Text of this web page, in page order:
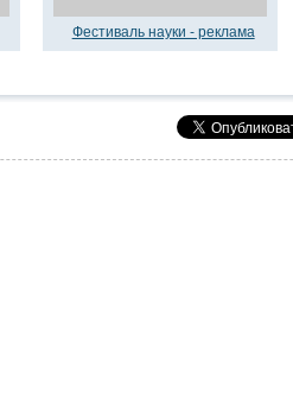
Фестиваль науки - реклама